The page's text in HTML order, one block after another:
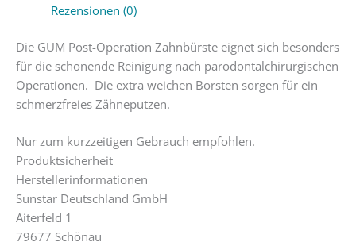
Rezensionen (0)
Die GUM Post-Operation Zahnbürste eignet sich besonders
für die schonende Reinigung nach parodontalchirurgischen
Operationen. Die extra weichen Borsten sorgen für ein
schmerzfreies Zähneputzen.
Nur zum kurzzeitigen Gebrauch empfohlen.
Produktsicherheit
Herstellerinformationen
Sunstar Deutschland GmbH
Aiterfeld 1
79677 Schönau